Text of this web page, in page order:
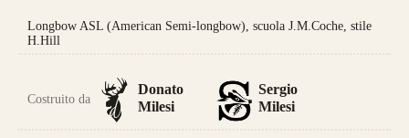
Longbow ASL (American Semi-longbow), scuola J.M.Coche, stile
H.Hill
Costruito da
Donato
Milesi
Sergio
Milesi